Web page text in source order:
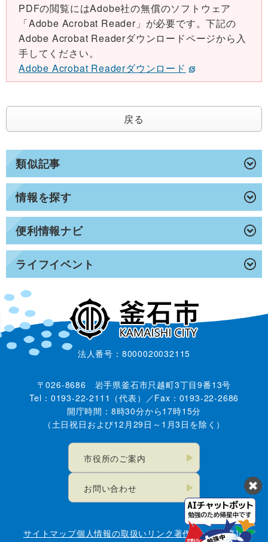
類似記事
情報を探す
便利情報ナビ
ライフイベント
PDFの閲覧にはAdobe社の無償のソフトウェア
「Adobe Acrobat Reader」が必要です。下記の
Adobe Acrobat Readerダウンロードページから入
手してください。
Adobe Acrobat Readerダウンロード
戻る
法人番号：8000020032115
〒026-8686 岩手県釜石市只越町3丁目9番13号
Tel：0193-22-2111（代表）／Fax：0193-22-2686
開庁時間：8時30分から17時15分
（土日祝日および12月29日～1月3日を除く）
市役所のご案内
お問い合わせ
サイトマップ個人情報の取扱い リンク著作権・免責事項